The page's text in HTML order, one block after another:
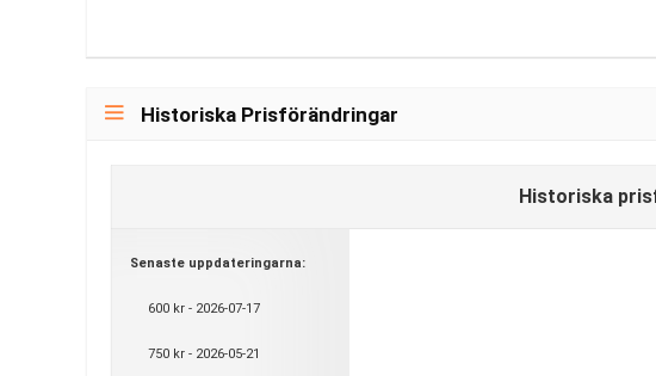
Historiska Prisförändringar
Historiska
Senaste uppdateringarna:
600 kr - 2026-07-17
750 kr - 2026-05-21